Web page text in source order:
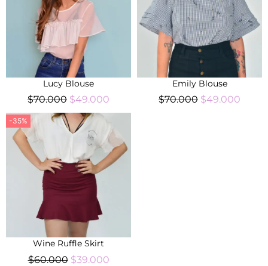
Lucy Blouse
$70.000 $49.000
Emily Blouse
$70.000 $49.000
-35%
Wine Ruffle Skirt
$60.000 $39.000